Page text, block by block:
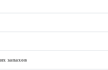
запахов